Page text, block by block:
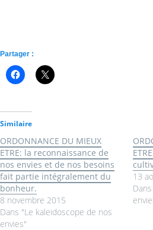
Partager :
Similaire
ORDONNANCE DU MIEUX
ETRE: la reconnaissance de
nos envies et de nos besoins
fait partie intégralement du
bonheur.
8 novembre 2015
Dans "Le kaleidoscope de nos
envies"
13